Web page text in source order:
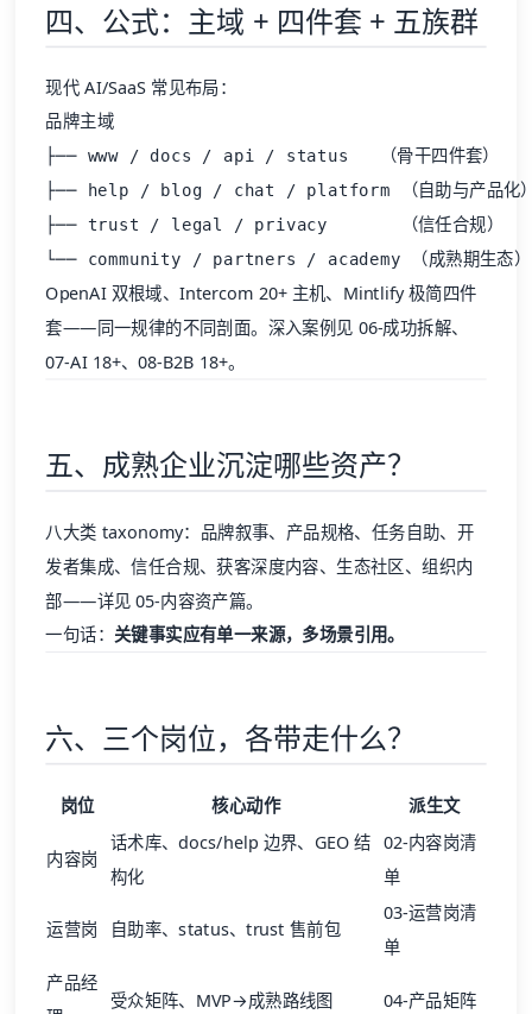
四、公式：主域 + 四件套 + 五族群
现代 AI/SaaS 常见布局：
品牌主域
├── www / docs / api / status   （骨干四件套）
├── help / blog / chat / platform （自助与产品化
├── trust / legal / privacy       （信任合规）
OpenAI 双根域、Intercom 20+ 主机、Mintlify 极简四件
套——同一规律的不同剖面。深入案例见 06-成功拆解、
07-AI 18+、 08-B2B 18+。
五、成熟企业沉淀哪些资产？
八大类 taxonomy：品牌叙事、产品规格、任务自助、开
发者集成、信任合规、获客深度内容、生态社区、组织内
部——详见05-内容资产篇。
一句话： 关键事实应有单一来源，多场景引用。
六、三个岗位，各带走什么？
岗位 核心动作 派生文
内容岗
话术库、docs/help 边界、GEO 结
构化
02-内容岗清
单
运营岗 自助率、status、trust 售前包
03-运营岗清
单
产品经
受众矩阵、MVP→成熟路线图 04-产品矩阵